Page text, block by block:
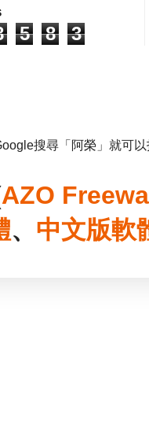
5 8 3
搜尋「阿榮」就可
AZO
、 中文版軟